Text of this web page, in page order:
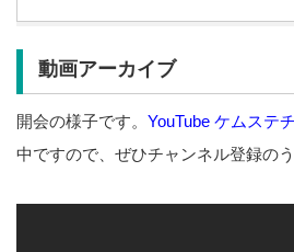
動画アーカイブ
開会の様子です。 YouTube ケムステ
中ですので、ぜひチャンネル登録の